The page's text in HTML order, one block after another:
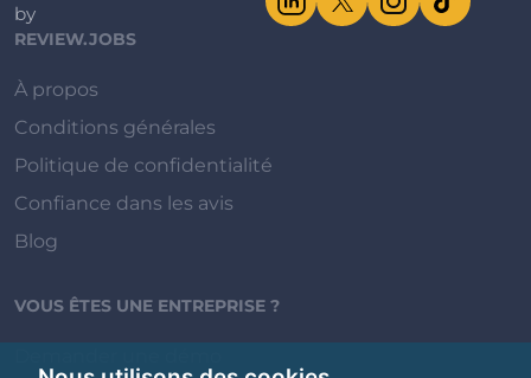
by
REVIEW.JOBS
À propos
Conditions générales
Politique de confidentialité
Confiance dans les avis
Blog
VOUS ÊTES UNE ENTREPRISE ?